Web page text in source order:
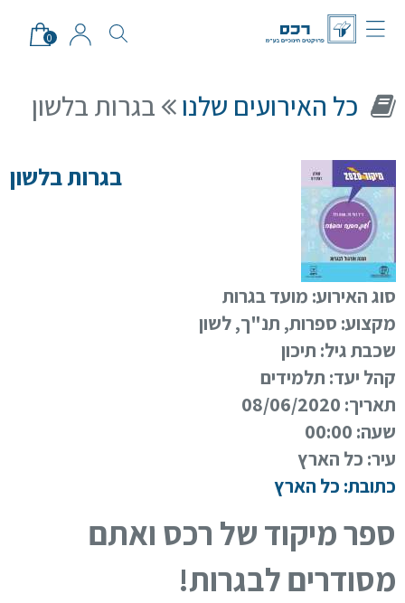
0
סגור
כניסה
הרשמה
כל האירועים שלנו בגרות בלשון
בגרות בלשון
סוג האירוע: מועד בגרות
מקצוע: ספרות, תנ"ך, לשון
שכבת גיל: תיכון
קהל יעד: תלמידים
תאריך: 08/06/2020
שעה: 00:00
עיר: כל הארץ
כתובת: כל הארץ
ספר מיקוד של רכס ואתם
מסודרים לבגרות!